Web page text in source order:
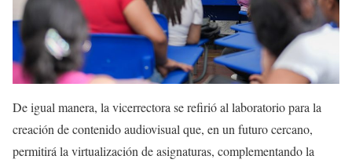
De igual manera, la vicerrectora se refirió al laboratorio para la
creación de contenido audiovisual que, en un futuro cercano,
permitirá la virtualización de asignaturas, complementando la